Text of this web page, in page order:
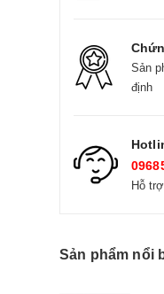
Sản
định
Hỗ
Sản phẩm nổi